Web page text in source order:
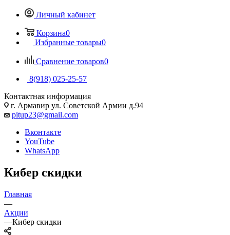
Личный кабинет
Корзина0
Избранные товары0
Сравнение товаров0
8(918) 025-25-57
Контактная информация
г. Армавир ул. Советской Армии д.94
pitup23@gmail.com
Вконтакте
YouTube
WhatsApp
Кибер скидки
Главная
—
Акции
—Кибер скидки